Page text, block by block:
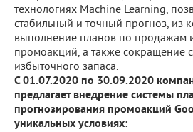
технологиях Machine Learning,
стабильный и точный прогноз, из
выполнение планов по продажам
промоакций, а также сокращение
избыточного запаса.
С 01.07.2020 по 30.09.2020
предлагает внедрение системы
прогнозирования промоакций
уникальных условиях: